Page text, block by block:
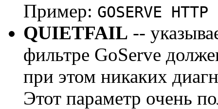
Пример: GOSERVE HTTP
QUIETFAIL --
фильтре GoServe
при этом никаких
Этот параметр очень